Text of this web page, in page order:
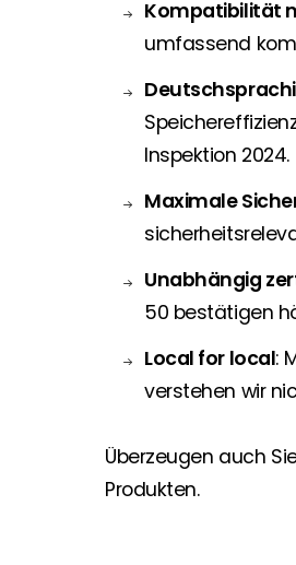
Kompatibilität
umfassend
Inspektion 2024.
Maximale
Unabhängig
50 bestätigen
Local for local:
verstehen wir
Überzeugen auch
Produkten.